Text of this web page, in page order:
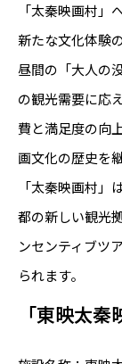
「太秦映画村」
新たな文化体験
昼間の「大人の
の観光需要に応
費と満足度の向
画文化の歴史を
「太秦映画村
都の新しい観光
ンセンティブツ
られます。
「東映太